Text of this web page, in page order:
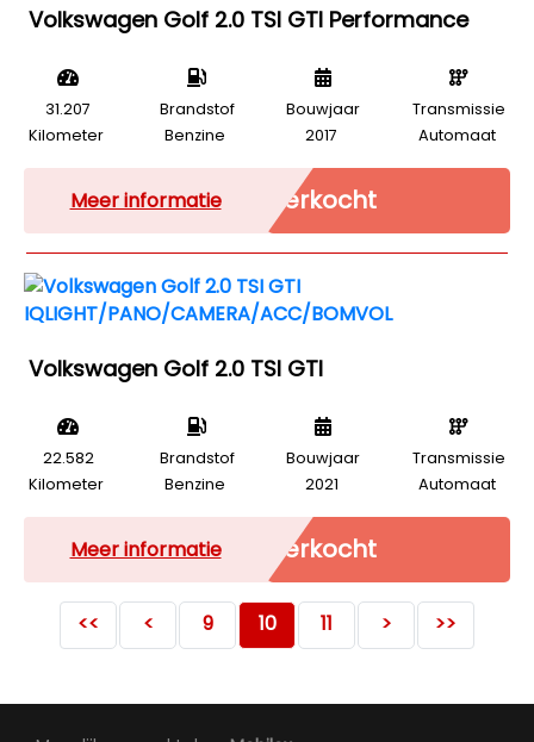
Volkswagen Golf 2.0 TSI GTI Performance
31.207
Kilometer
Brandstof
Benzine
Bouwjaar
2017
Transmissie
Automaat
Meer informatie Verkocht
Volkswagen Golf 2.0 TSI GTI
22.582
Kilometer
Brandstof
Benzine
Bouwjaar
2021
Transmissie
Automaat
Meer informatie Verkocht
<< < 9 10 11 > >>